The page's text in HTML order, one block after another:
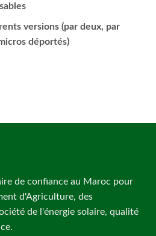
versions (par deux, par
déportés)
de confiance au Maroc pour
d'Agriculture, des
de l'énergie solaire, qualité